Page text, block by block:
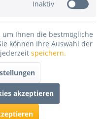
breit Gewicht: 320 g/m²
Inaktiv
um Ihnen die bestmögliche
können Ihre Auswahl der
speichern.
akzeptieren